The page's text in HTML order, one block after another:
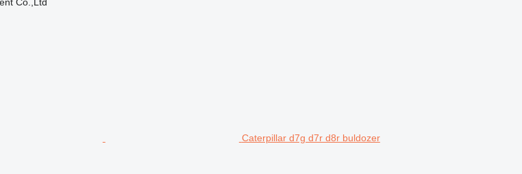
Caterpillar d7g d7r d8r buldozer